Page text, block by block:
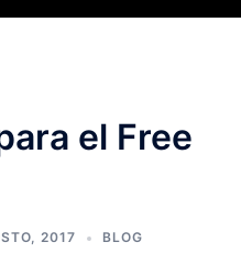
el Free
2017 BLOG